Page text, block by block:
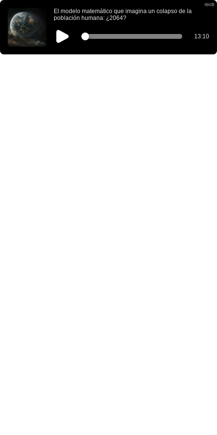
El modelo matemático que imagina un colapso de la
población humana: ¿2064?
13:10